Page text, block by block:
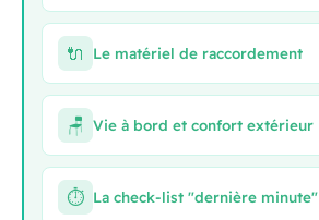
🔌️ Le matériel de raccordement
🪑️ Vie à bord et confort extérieur
⏱️️ La check-list "dernière minute"